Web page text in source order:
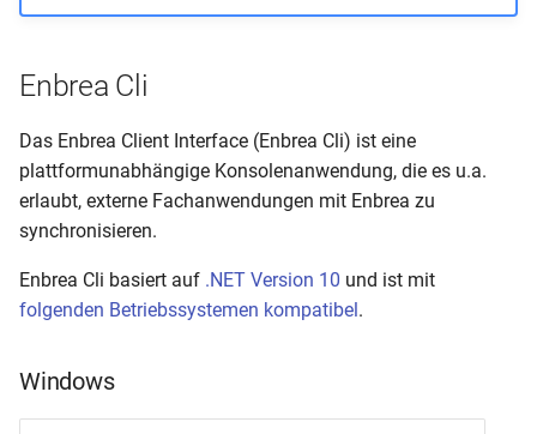
l
i
s
e
r
Exporte
App
Import aus SaxSVS
Import aus LUSD
Import aus Excel/CSV
Enbrea Cli
Das Enbrea Client Interface (Enbrea Cli) ist eine
plattformunabhängige Konsolenanwendung, die es u.a.
erlaubt, externe Fachanwendungen mit Enbrea zu
synchronisieren.
Enbrea Cli basiert auf .NET Version 10 und ist mit
folgenden Betriebssystemen kompatibel.
Windows